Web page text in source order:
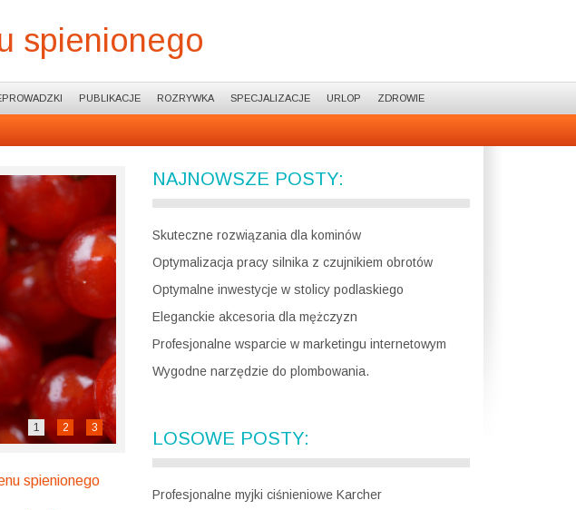
spienionego
PUBLIKACJE ROZRYWKA SPECJALIZACJE URLOP ZDROWIE
1 2 3
spienionego
NAJNOWSZE POSTY:
Skuteczne rozwiązania dla kominów
Optymalizacja pracy silnika z czujnikiem obrotów
Optymalne inwestycje w stolicy podlaskiego
Eleganckie akcesoria dla mężczyzn
Profesjonalne wsparcie w marketingu internetowym
Wygodne narzędzie do plombowania.
LOSOWE POSTY:
Profesjonalne myjki ciśnieniowe Karcher